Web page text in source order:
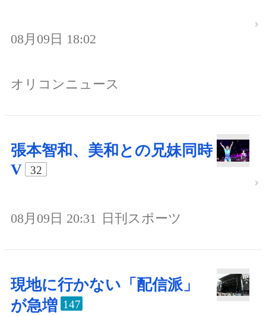
08月09日 18:02
オリコンニュース
張本智和、美和との兄妹同時
V
32
08月09日 20:31 日刊スポーツ
現地に行かない「配信派」
が急増 147